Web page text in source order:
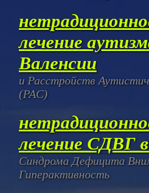
лечение
Валенсии
и Расстройств
(РАС)
лечение СДВГ
Синдрома Дефицита
Гиперактивность